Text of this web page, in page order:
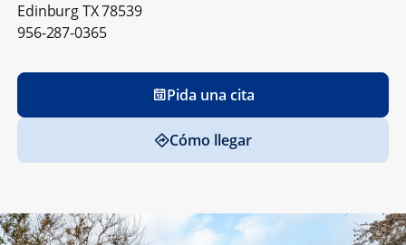
Edinburg TX 78539
956-287-0365
Pida una cita
Cómo llegar